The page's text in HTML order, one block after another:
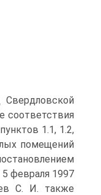
соответствия
1.1, 1.2,
помещений
5 февраля 1997
С. И. также